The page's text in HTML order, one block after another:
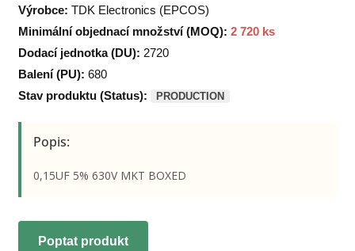
Výrobce: TDK Electronics (EPCOS)
Minimální objednací množství (MOQ): 2 720 ks
Dodací jednotka (DU): 2720
Balení (PU): 680
Stav produktu (Status):
PRODUCTION
Popis:
0,15UF 5% 630V MKT BOXED
Poptat produkt